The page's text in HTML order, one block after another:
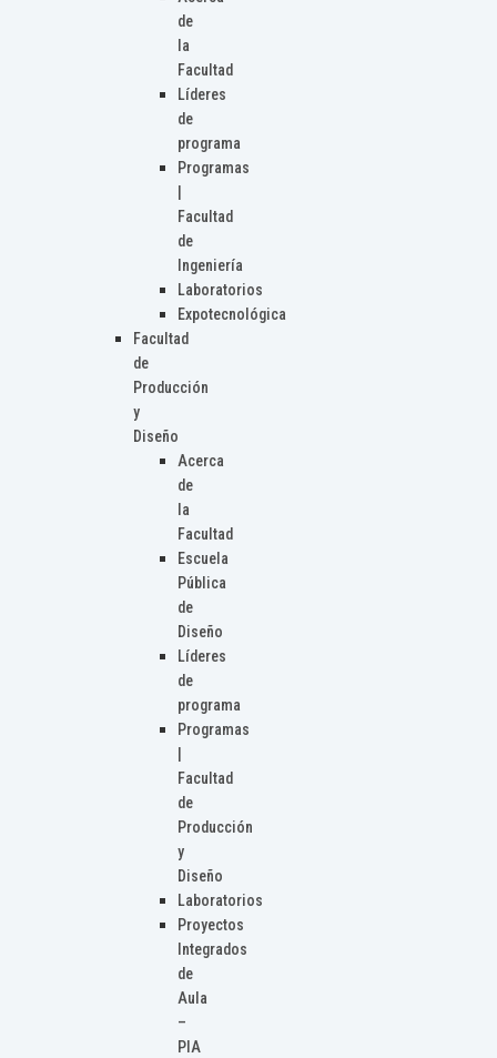
de
la
Facultad
Líderes
de
programa
Programas
Facultad
de
Ingeniería
Laboratorios
Expotecnológica
Facultad
de
Producción
y
Diseño
Acerca
de
la
Facultad
Escuela
Pública
de
Diseño
Líderes
de
programa
Programas
Facultad
de
Producción
y
Diseño
Laboratorios
Proyectos
Integrados
de
Aula
–
PIA